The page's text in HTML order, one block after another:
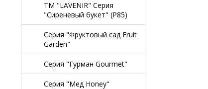
TM "LAVENIR" Серия
"Сиреневый букет" (P85)
Серия "Фруктовый сад Fruit
Garden"
Серия "Гурман Gourmet"
Серия "Мед Honey"